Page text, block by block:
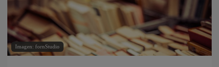
Imagen: fornStudio